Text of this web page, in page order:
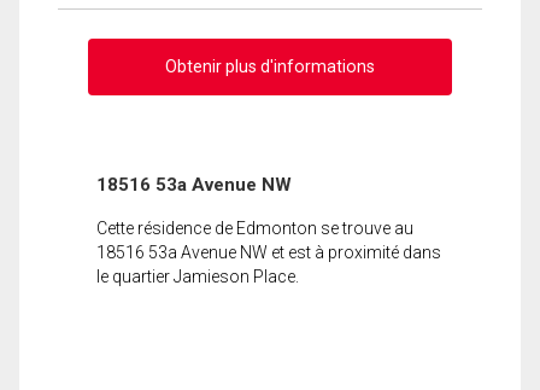
Obtenir plus d'informations
18516 53a Avenue NW
Cette résidence de Edmonton se trouve au
18516 53a Avenue NW et est à proximité dans
le quartier Jamieson Place.